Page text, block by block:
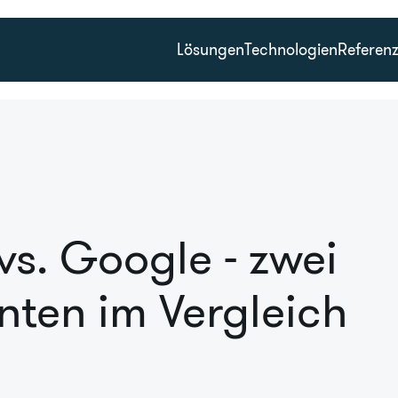
LösungenTechnologien
Google - zwei
im Vergleich